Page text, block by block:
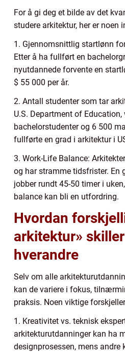
For å gi deg et bilde av det
studere arkitektur, her er noen
1. Gjennomsnittlig startlønn
Etter å ha fullført en
nyutdannede forvente en
$ 55 000 per år.
2. Antall studenter som tar
U.S. Department of
bachelorstudenter og 6 500
fullførte en grad i arkitektur i
3. Work-Life Balance:
og har stramme tidsfrister. En
jobber rundt 45-50 timer i
balance kan bli en utfordring.
Hvordan
arkitektur»
hverandre
Selv om alle
kan de variere i fokus,
praksis. Noen viktige
1. Kreativitet vs. teknisk
arkitekturutdanninger kan ha
designprosessen, mens andre